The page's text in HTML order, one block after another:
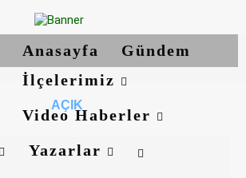
Anasayfa
Gündem
İlçelerimiz
Video Haberler
Yazarlar
AÇIK